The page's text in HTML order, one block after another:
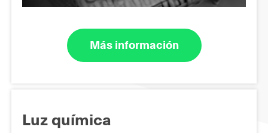
Más información
Luz química